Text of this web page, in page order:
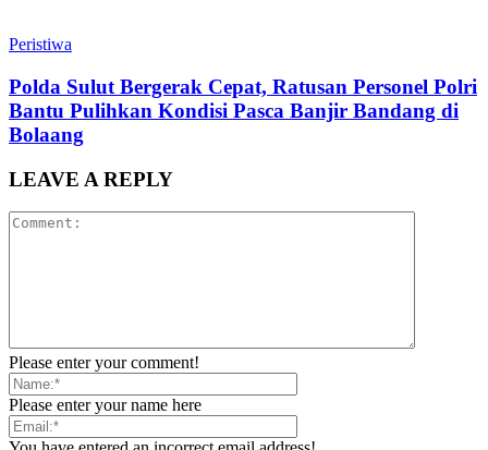
Peristiwa
Polda Sulut Bergerak Cepat, Ratusan Personel Polri
Bantu Pulihkan Kondisi Pasca Banjir Bandang di
Bolaang
LEAVE A REPLY
Please enter your comment!
Please enter your name here